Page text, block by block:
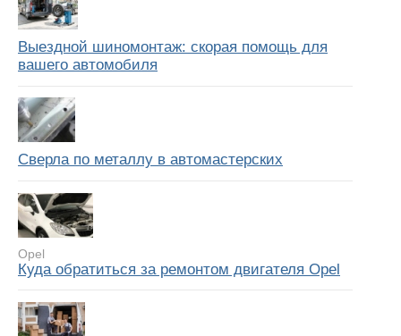
Выездной шиномонтаж: скорая помощь для
вашего автомобиля
Сверла по металлу в автомастерских
Opel
Куда обратиться за ремонтом двигателя Opel